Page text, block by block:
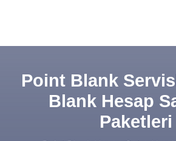
Point Blank
Blank Hesap
Paketleri